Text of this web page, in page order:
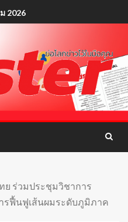
2026
ย ร่วมประชุมวิชาการ
รฟื้นฟูเส้นผมระดับภูมิภาค